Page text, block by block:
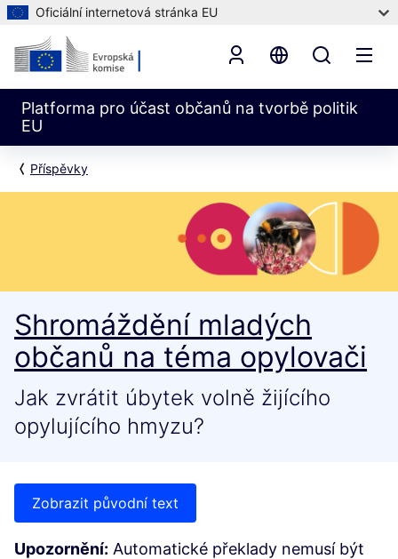
Oficiální internetová stránka EU
Platforma pro účast občanů na tvorbě politik
EU
Příspěvky
Shromáždění mladých
občanů na téma opylovači
Jak zvrátit úbytek volně žijícího
opylujícího hmyzu?
Zobrazit původní text
Upozornění: Automatické překlady nemusí být